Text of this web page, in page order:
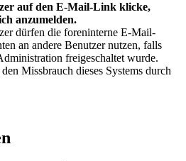
auf den E-Mail-Link klicke,
anzumelden.
dürfen die foreninterne E-Mail-
an andere Benutzer nutzen, falls
freigeschaltet wurde.
Missbrauch dieses Systems durch